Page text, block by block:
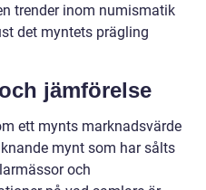
trender inom numismatik
det myntets prägling
jämförelse
ett mynts marknadsvärde
mynt som har sålts
och